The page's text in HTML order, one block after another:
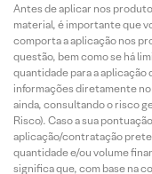
Antes de aplicar nos
material, é importante que
comporta a aplicação nos
questão, bem como se há
quantidade para a aplicação
informações diretamente no
ainda, consultando o risco
Risco). Caso a sua
aplicação/contratação
quantidade e/ou volume
significa que, com base na